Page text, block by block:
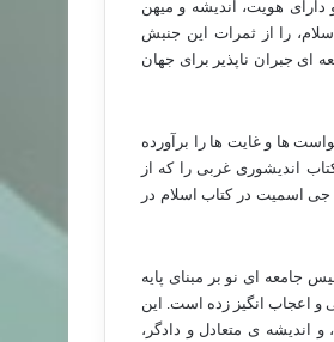
هویت، اندیشه و میهن
را از ثمرات این جنبش
ای جبران ناپذیر برای جهان
ها و غایت ها را برآورده
اندیشوری غربی را که از
جی اسمیت در کتاب اسلام در
جامعه ای نو بر مبنای پایه
انگیز زده است. این
اندیشه ی متعادل و دادگر،